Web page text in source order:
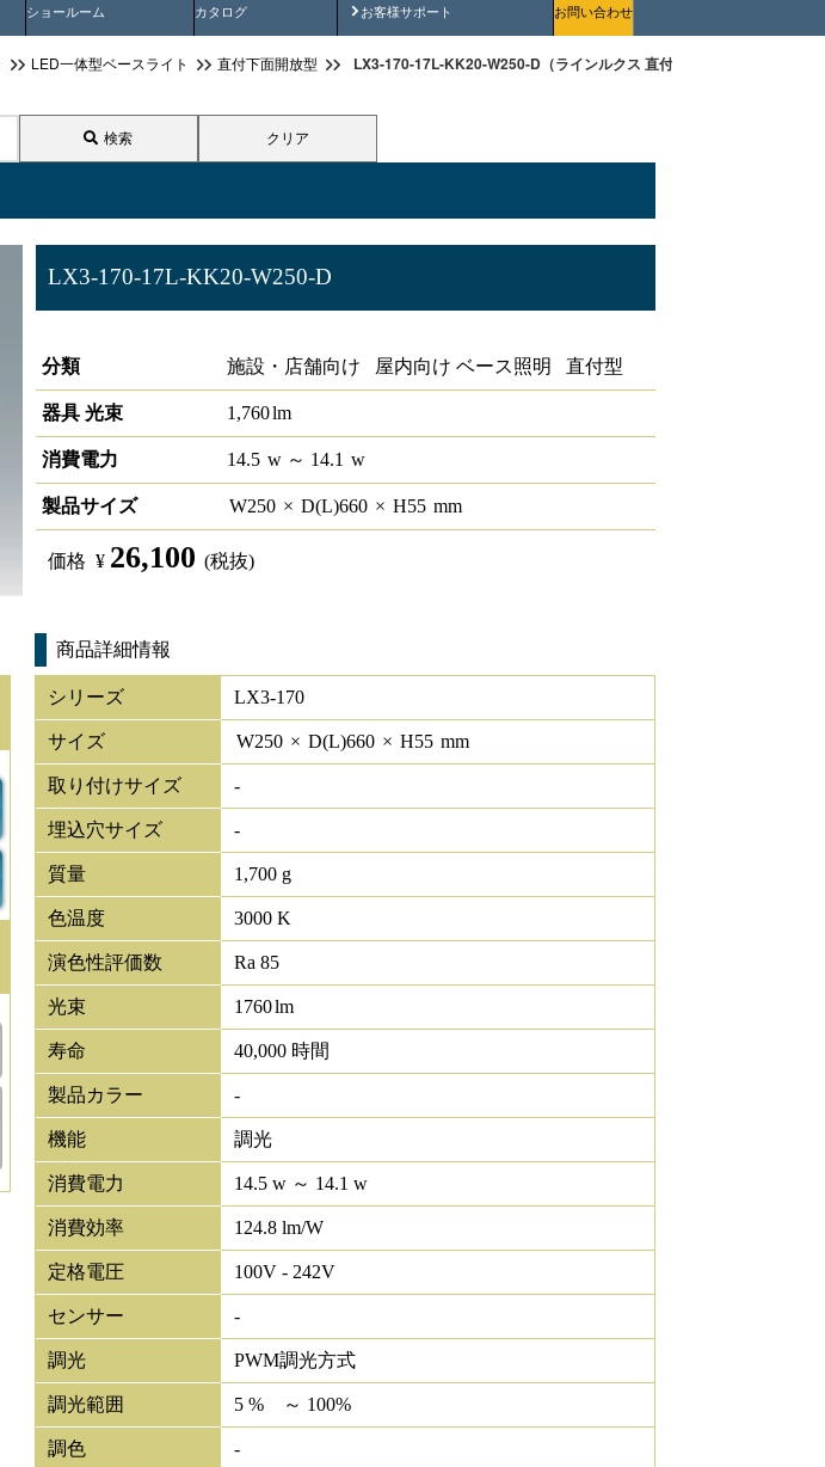
ショールーム カタログ お客様サポート
安全にご使用いただくためにお問い合わせ
LED一体型ベースライト 直付下面開放型 LX3-170-17L-KK20-W250-D（ラインルクス 直付下面開放型 PWM 20形
検索 クリア
LX3-170-17L-KK20-W250-D
分類
施設・店舗向け 屋内向け ベース照明 直付型
器具 光束 1,760lm
消費電力 14.5 w ～ 14.1 w
製品サイズ W250 × D(L)660 × H55 mm
価格 ¥ 26,100 (税抜)
商品詳細情報
シリーズ LX3-170
サイズ W250 × D(L)660 × H55 mm
取り付けサイズ -
埋込穴サイズ -
質量 1,700 g
色温度 3000 K
演色性評価数 Ra 85
光束 1760lm
寿命 40,000 時間
製品カラー -
機能 調光
消費電力 14.5 w ～ 14.1 w
消費効率 124.8 lm/W
定格電圧 100V - 242V
センサー -
調光 PWM調光方式
調光範囲 5 % ～ 100%
調色 -